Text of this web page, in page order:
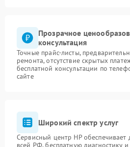
Прозрачное
консультация
Точные прайс-листы,
ремонта, отсутствие скрытых
бесплатной консультации по
сайте
Широкий спектр услуг
Сервисный центр HP обеспечивает
всей РФ, бесплатную диагностику